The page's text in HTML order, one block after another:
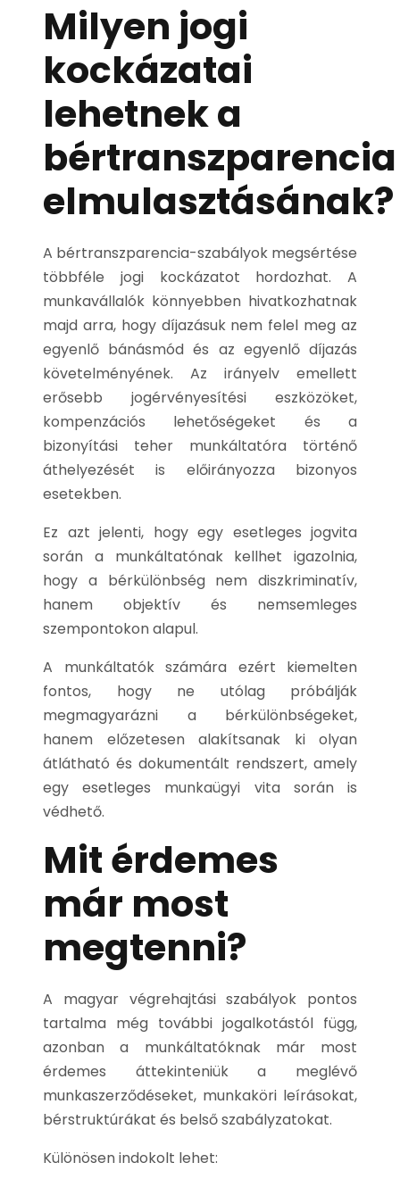
Milyen jogi
kockázatai
lehetnek a
bértranszparencia
elmulasztásának?
A bértranszparencia-szabályok megsértése
többféle jogi kockázatot hordozhat. A
munkavállalók könnyebben hivatkozhatnak
majd arra, hogy díjazásuk nem felel meg az
egyenlő bánásmód és az egyenlő díjazás
követelményének. Az irányelv emellett
erősebb jogérvényesítési eszközöket,
kompenzációs lehetőségeket és a
bizonyítási teher munkáltatóra történő
áthelyezését is előirányozza bizonyos
esetekben.
Ez azt jelenti, hogy egy esetleges jogvita
során a munkáltatónak kellhet igazolnia,
hogy a bérkülönbség nem diszkriminatív,
hanem objektív és nemsemleges
szempontokon alapul.
A munkáltatók számára ezért kiemelten
fontos, hogy ne utólag próbálják
megmagyarázni a bérkülönbségeket,
hanem előzetesen alakítsanak ki olyan
átlátható és dokumentált rendszert, amely
egy esetleges munkaügyi vita során is
védhető.
Mit érdemes
már most
megtenni?
A magyar végrehajtási szabályok pontos
tartalma még további jogalkotástól függ,
azonban a munkáltatóknak már most
érdemes áttekinteniük a meglévő
munkaszerződéseket, munkaköri leírásokat,
bérstruktúrákat és belső szabályzatokat.
Különösen indokolt lehet: